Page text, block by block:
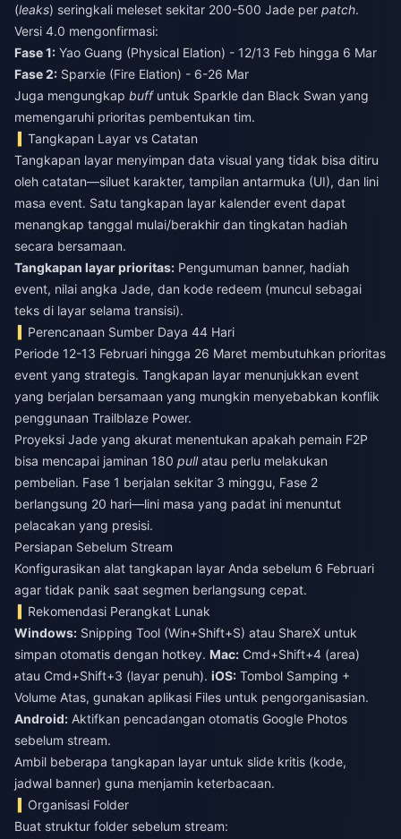
(leaks) seringkali meleset sekitar 200-500 Jade per patch.
Versi 4.0 mengonfirmasi:
Fase 1: Yao Guang (Physical Elation) - 12/13 Feb hingga 6 Mar
Fase 2: Sparxie (Fire Elation) - 6-26 Mar
Juga mengungkap buffuntuk Sparkle dan Black Swan yang
memengaruhi prioritas pembentukan tim.
Tangkapan Layar vs Catatan
Tangkapan layar menyimpan data visual yang tidak bisa ditiru
oleh catatan—siluet karakter, tampilan antarmuka (UI), dan lini
masa event. Satu tangkapan layar kalender event dapat
menangkap tanggal mulai/berakhir dan tingkatan hadiah
secara bersamaan.
Tangkapan layar prioritas: Pengumuman banner, hadiah
event, nilai angka Jade, dan kode redeem (muncul sebagai
teks di layar selama transisi).
Perencanaan Sumber Daya 44 Hari
Periode 12-13 Februari hingga 26 Maret membutuhkan prioritas
event yang strategis. Tangkapan layar menunjukkan event
yang berjalan bersamaan yang mungkin menyebabkan konflik
penggunaan Trailblaze Power.
Proyeksi Jade yang akurat menentukan apakah pemain F2P
bisa mencapai jaminan 180 pullatau perlu melakukan
pembelian. Fase 1 berjalan sekitar 3 minggu, Fase 2
berlangsung 20 hari—lini masa yang padat ini menuntut
pelacakan yang presisi.
Persiapan Sebelum Stream
Konfigurasikan alat tangkapan layar Anda sebelum 6 Februari
agar tidak panik saat segmen berlangsung cepat.
Rekomendasi Perangkat Lunak
Windows: Snipping Tool (Win+Shift+S) atau ShareX untuk
simpan otomatis dengan hotkey. Mac: Cmd+Shift+4 (area)
atau Cmd+Shift+3 (layar penuh). iOS: Tombol Samping +
Volume Atas, gunakan aplikasi Files untuk pengorganisasian.
Android: Aktifkan pencadangan otomatis Google Photos
sebelum stream.
Ambil beberapa tangkapan layar untuk slide kritis (kode,
jadwal banner) guna menjamin keterbacaan.
Organisasi Folder
Buat struktur folder sebelum stream: